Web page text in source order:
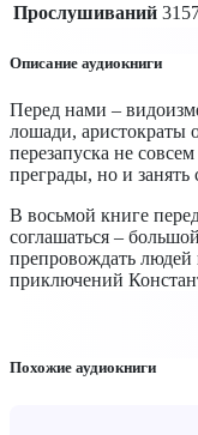
Прослушиваний
Описание аудиокниги
Перед нами –
лошади, аристократы
перезапуска не
преграды, но и
В восьмой книге
соглашаться –
препровождать
приключений
Похожие аудиокниги